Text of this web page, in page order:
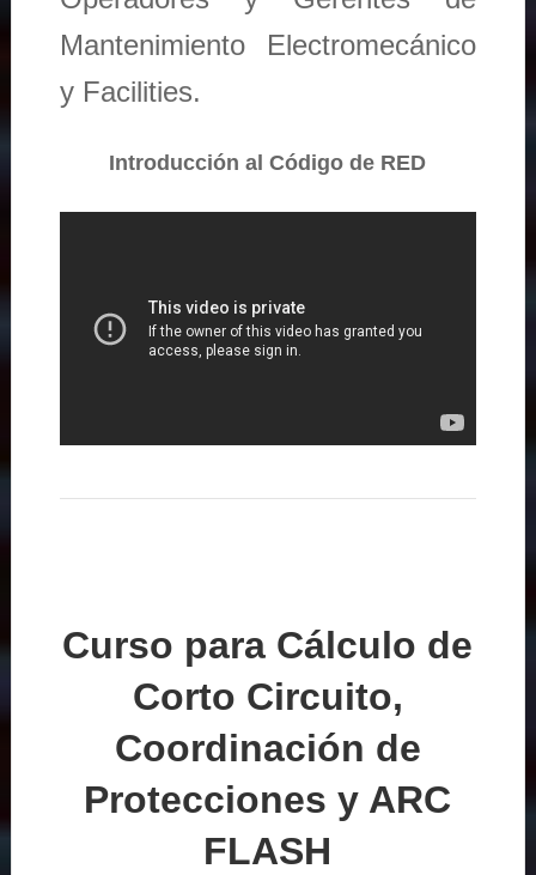
Mantenimiento Electromecánico
y Facilities.
Introducción al Código de RED
Curso para Cálculo de
Corto Circuito,
Coordinación de
Protecciones y ARC
FLASH